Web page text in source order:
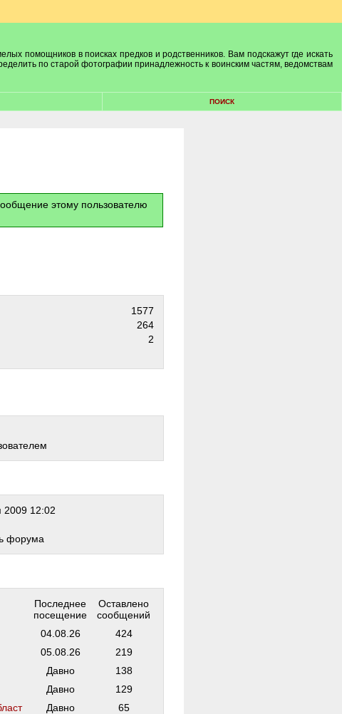
помощников в поисках предков и родственников. Вам подскажут где искать
по старой фотографии принадлежность к воинским частям, ведомствам
ПОИСК
этому пользователю
1577
264
2
2009 12:02
форума
Последнее
посещение
Оставлено
сообщений
04.08.26
424
05.08.26
219
Давно
138
Давно
129
Давно 65